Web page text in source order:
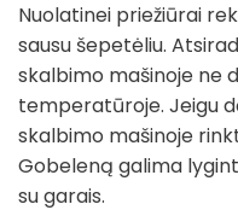
Nuolatinei priežiūrai
sausu šepetėliu.
skalbimo mašinoje ne
temperatūroje. Jeigu
skalbimo mašinoje
Gobeleną galima
su garais.